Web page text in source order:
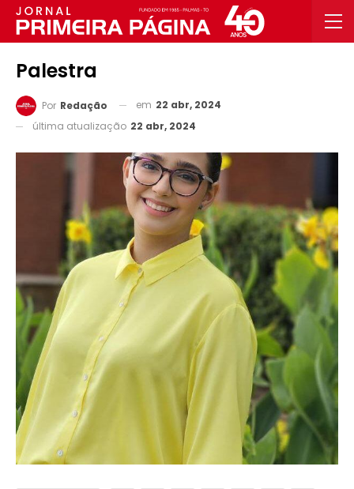
Palestra
Por Redação em 22 abr, 2024
última atualização 22 abr, 2024